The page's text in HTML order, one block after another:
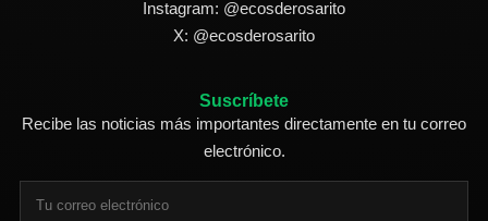
Instagram: @ecosderosarito
X: @ecosderosarito
Suscríbete
Recibe las noticias más importantes directamente en tu correo
electrónico.